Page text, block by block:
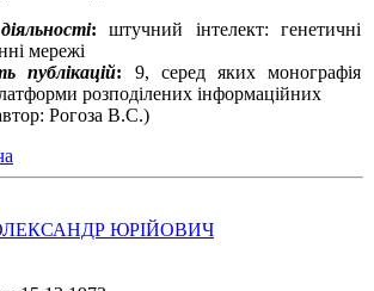
: штучний інтелект: генетичні
мережі
публікацій: 9, серед яких монографія
розподілених інформаційних
Рогоза В.С.)
ЮРІЙОВИЧ